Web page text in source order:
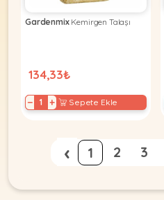
GardenmixKemirgen Talaşı
134,33₺
− + Sepete Ekle
‹ 1 2 3